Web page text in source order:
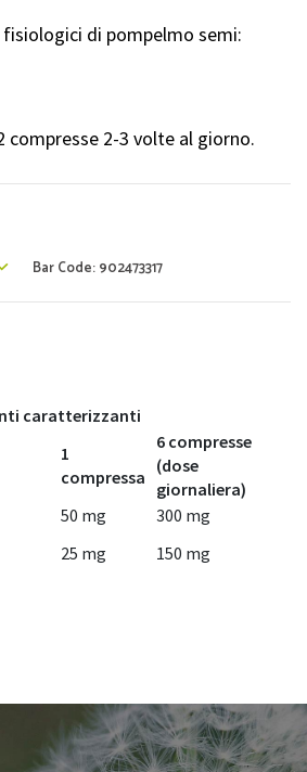
di pompelmo semi:
compresse 2-3 volte al giorno.
Bar Code: 902473317
caratterizzanti
1
compressa
6 compresse
(dose
giornaliera)
50 mg
300 mg
25 mg 150 mg